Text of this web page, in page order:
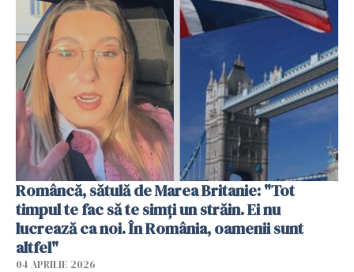
Româncă, sătulă de Marea Britanie: "Tot
timpul te fac să te simți un străin. Ei nu
lucrează ca noi. În România, oamenii sunt
altfel"
04 APRILIE 2026